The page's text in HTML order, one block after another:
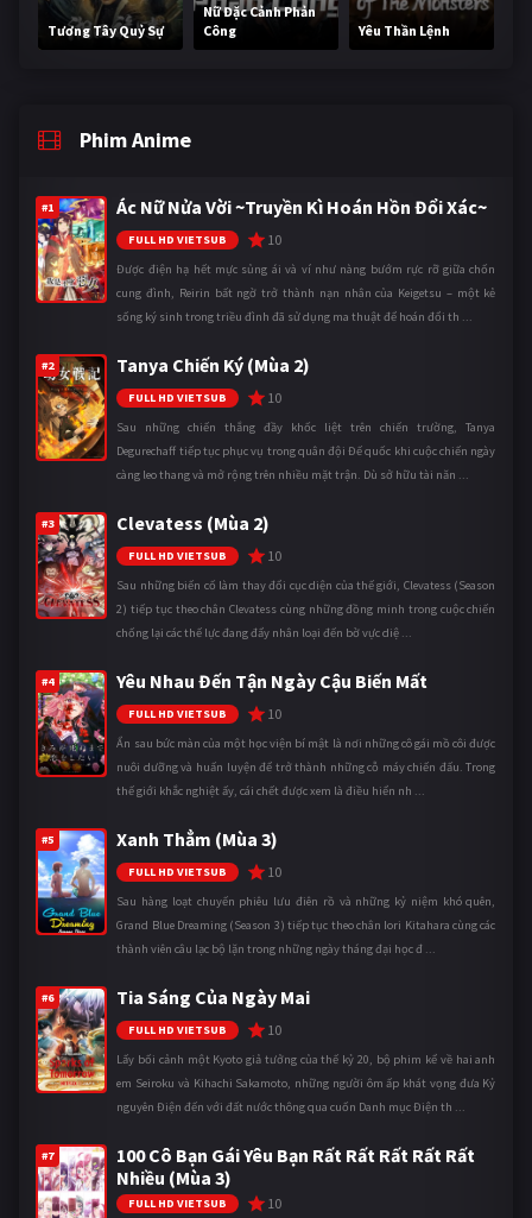
Tương Tây Quỷ Sự
Nữ Đặc Cảnh Phản
Công
Yêu Thần Lệnh
Phim Anime
#1 Ác Nữ Nửa Vời ~Truyền Kì Hoán Hồn Đổi Xác~
FULL HD VIETSUB 10
Được điện hạ hết mực sủng ái và ví như nàng bướm rực rỡ giữa chốn
cung đình, Reirin bất ngờ trở thành nạn nhân của Keigetsu – một kẻ
sống ký sinh trong triều đình đã sử dụng ma thuật để hoán đổi th ...
#2 Tanya Chiến Ký (Mùa 2)
FULL HD VIETSUB 10
Sau những chiến thắng đầy khốc liệt trên chiến trường, Tanya
Degurechaff tiếp tục phục vụ trong quân đội Đế quốc khi cuộc chiến ngày
càng leo thang và mở rộng trên nhiều mặt trận. Dù sở hữu tài năn ...
#3 Clevatess (Mùa 2)
FULL HD VIETSUB 10
Sau những biến cố làm thay đổi cục diện của thế giới, Clevatess (Season
2) tiếp tục theo chân Clevatess cùng những đồng minh trong cuộc chiến
chống lại các thế lực đang đẩy nhân loại đến bờ vực diệ ...
#4 Yêu Nhau Đến Tận Ngày Cậu Biến Mất
FULL HD VIETSUB 10
Ẩn sau bức màn của một học viện bí mật là nơi những cô gái mồ côi được
nuôi dưỡng và huấn luyện để trở thành những cỗ máy chiến đấu. Trong
thế giới khắc nghiệt ấy, cái chết được xem là điều hiển nh ...
#5 Xanh Thẳm (Mùa 3)
FULL HD VIETSUB 10
Sau hàng loạt chuyến phiêu lưu điên rồ và những kỷ niệm khó quên,
Grand Blue Dreaming (Season 3) tiếp tục theo chân Iori Kitahara cùng các
thành viên câu lạc bộ lặn trong những ngày tháng đại học đ ...
#6 Tia Sáng Của Ngày Mai
FULL HD VIETSUB 10
Lấy bối cảnh một Kyoto giả tưởng của thế kỷ 20, bộ phim kể về hai anh
em Seiroku và Kihachi Sakamoto, những người ôm ấp khát vọng đưa Kỷ
nguyên Điện đến với đất nước thông qua cuốn Danh mục Điện th ...
#7
100 Cô Bạn Gái Yêu Bạn Rất Rất Rất Rất Rất
Nhiều (Mùa 3)
FULL HD VIETSUB 10